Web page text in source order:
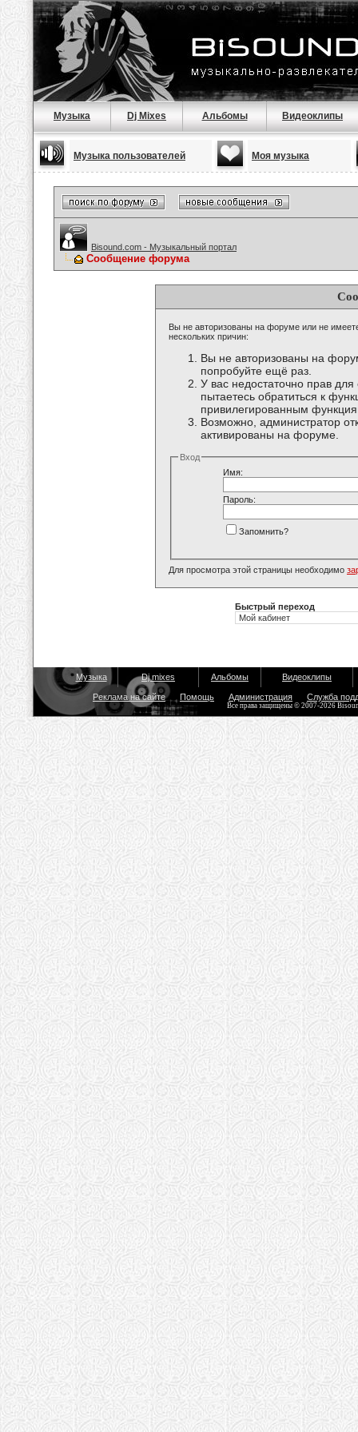
Музыка Dj Mixes Альбомы Видеоклипы
Музыка пользователей Моя музыка
Bisound.com - Музыкальный портал
Сообщение форума
Вы не авторизованы на форуме или не
нескольких причин:
Вы не авторизованы на
попробуйте ещё раз.
У вас недостаточно прав
пытаетесь обратиться к
привилегированным
Возможно, администратор
активированы на форуме.
Вход
Имя:
Пароль:
Запомнить?
Для просмотра этой страницы необходимо
Быстрый переход
Музыка Dj mixes Альбомы Видеоклипы
Реклама на сайте Помощь Администрация Служба
Все права защищены © 2007-2026